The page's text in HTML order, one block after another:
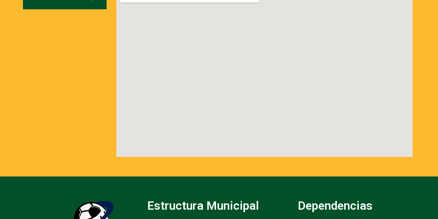
Estructura Municipal Dependencias